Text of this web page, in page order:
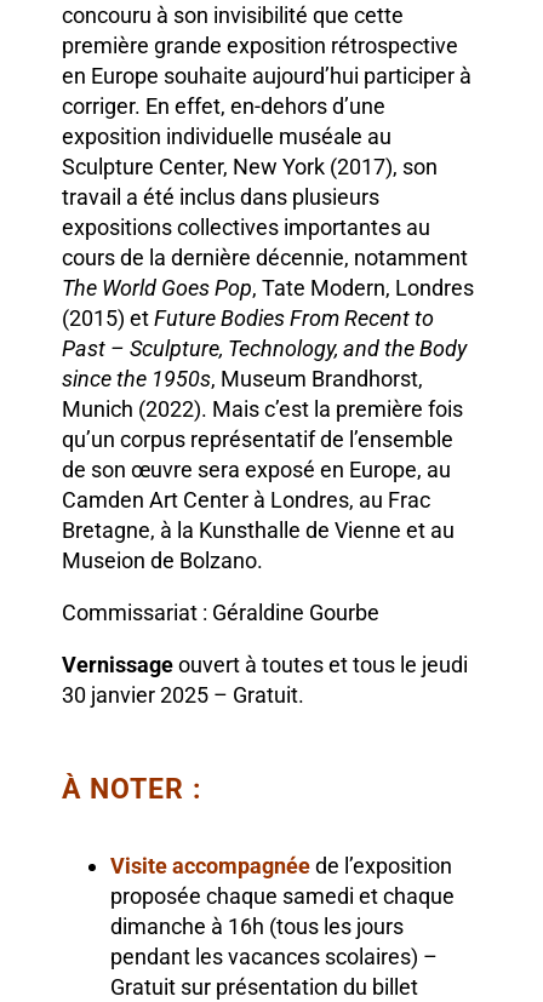
concouru à son invisibilité quecette
première grande exposition rétrospective
en Europe souhaite aujourd’hui participer à
corriger. En effet, en-dehors d’une
exposition individuelle muséale au
Sculpture Center, New York (2017), son
travail a été inclus dans plusieurs
expositions collectives importantes au
cours de la dernière décennie, notamment
The World Goes Pop, Tate Modern, Londres
(2015) etFuture Bodies From Recent to
Past – Sculpture, Technology, and the Body
since the 1950s, Museum Brandhorst,
Munich (2022). Mais c’est la première fois
qu’un corpus représentatif de l’ensemble
de son œuvre sera exposé en Europe, au
Camden Art Center à Londres, au Frac
Bretagne, à la Kunsthalle de Vienne et au
Museion de Bolzano.
Commissariat : Géraldine Gourbe
Vernissageouvert à toutes et tous le jeudi
30 janvier 2025 – Gratuit.
À NOTER :
Visite accompagnéede l’exposition
proposée chaque samedi et chaque
dimanche à 16h (tous les jours
pendant les vacances scolaires) –
Gratuit sur présentation du billet